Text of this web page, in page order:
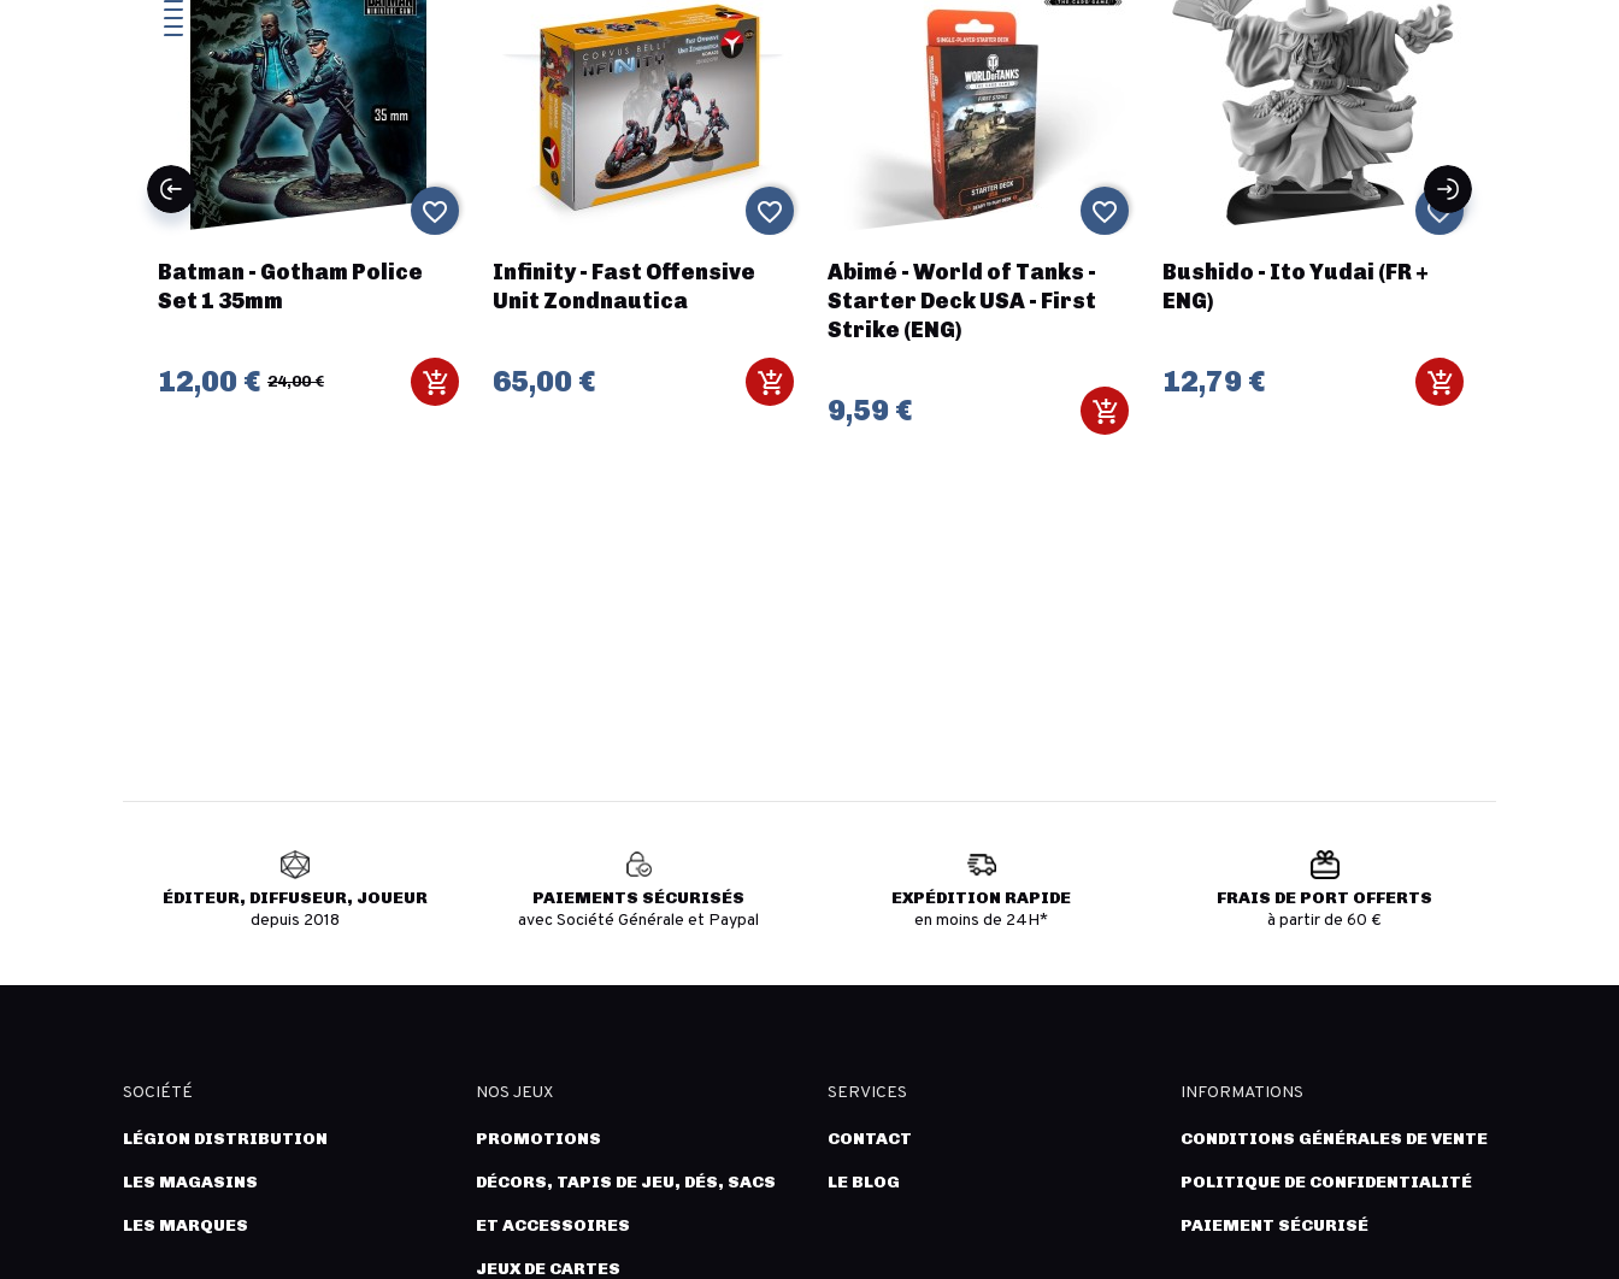
Batman - Gotham Police
Set 1 35mm
12,00 € 24,00 €
favorite_border
Infinity - Fast Offensive
Unit Zondnautica
65,00 €
favorite_border
Abimé - World of Tanks -
Starter Deck USA - First
Strike (ENG)
9,59 €
favorite_border
Bushido - Ito Yudai (FR +
ENG)
12,79 €
favorite_border
ÉDITEUR, DIFFUSEUR, JOUEUR
depuis 2018
PAIEMENTS SÉCURISÉS
avec Société Générale et Paypal
EXPÉDITION RAPIDE
en moins de 24H*
FRAIS DE PORT OFFERTS
à partir de 60 €
SOCIÉTÉ
LÉGION DISTRIBUTION
LES MAGASINS
LES MARQUES
NOS JEUX
PROMOTIONS
DÉCORS, TAPIS DE JEU, DÉS, SACS
ET ACCESSOIRES
JEUX DE CARTES
SERVICES
CONTACT
LE BLOG
INFORMATIONS
CONDITIONS GÉNÉRALES DE VENTE
POLITIQUE DE CONFIDENTIALITÉ
PAIEMENT SÉCURISÉ